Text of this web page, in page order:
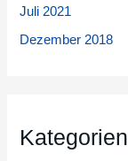
Juli 2021
Dezember 2018
Kategorien